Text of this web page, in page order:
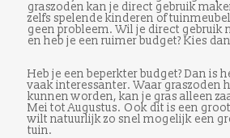
graszoden kan je direct gebruik
zelfs spelende kinderen of
geen probleem. Wil je direct gebruik
en heb je een ruimer budget? Kies
Heb je een beperkter budget? Dan is
vaak interessanter. Waar graszoden
kunnen worden, kan je gras alleen
Mei tot Augustus. Ook dit is een
wilt natuurlijk zo snel mogelijk een
tuin.